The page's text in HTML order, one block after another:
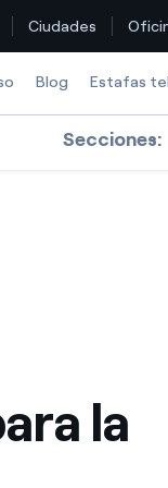
Ciudades
Blog Estafas
Secciones:
la